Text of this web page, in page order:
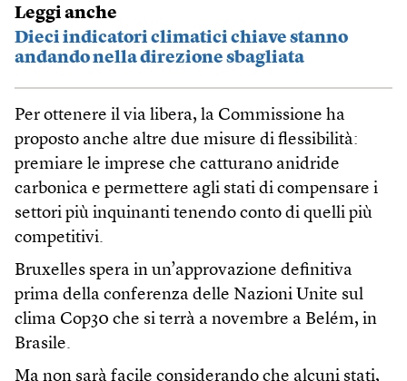
Leggi anche
Dieci indicatori climatici chiave stanno
andando nella direzione sbagliata
Per ottenere il via libera, la Commissione ha
proposto anche altre due misure di flessibilità:
premiare le imprese che catturano anidride
carbonica e permettere agli stati di compensare i
settori più inquinanti tenendo conto di quelli più
competitivi.
Bruxelles spera in un’approvazione definitiva
prima della conferenza delle Nazioni Unite sul
clima Cop30 che si terrà a novembre a Belém, in
Brasile.
Ma non sarà facile considerando che alcuni stati,